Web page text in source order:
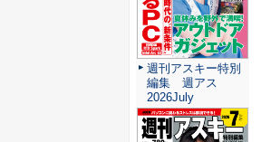
週刊アスキー特別
編集 週アス
2026July